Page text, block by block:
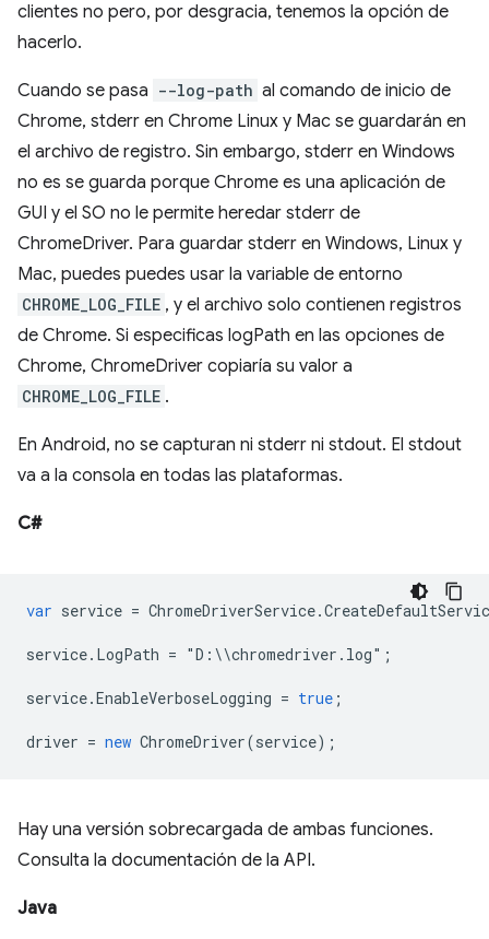
clientes no pero, por desgracia, tenemos la opción de
hacerlo.
Cuando se pasa --log-path al comando de inicio de
Chrome, stderr en Chrome Linux y Mac se guardarán en
el archivo de registro. Sin embargo, stderr en Windows
no es se guarda porque Chrome es una aplicación de
GUI y el SO no le permite heredar stderr de
ChromeDriver. Para guardar stderr en Windows, Linux y
Mac, puedes puedes usar la variable de entorno
CHROME_LOG_FILE , y el archivo solo contienen registros
de Chrome. Si especificas logPath en las opciones de
Chrome, ChromeDriver copiaría su valor a
CHROME_LOG_FILE .
En Android, no se capturan ni stderr ni stdout. El stdout
va a la consola en todas las plataformas.
C#
var service = ChromeDriverService.
service. LogPath = "D : \\chromedriver . log" ;
service.EnableVerboseLogging = true ;
driver = new ChromeDriver(service);
Hay una versión sobrecargada de ambas funciones.
Consulta la documentación de la API.
Java